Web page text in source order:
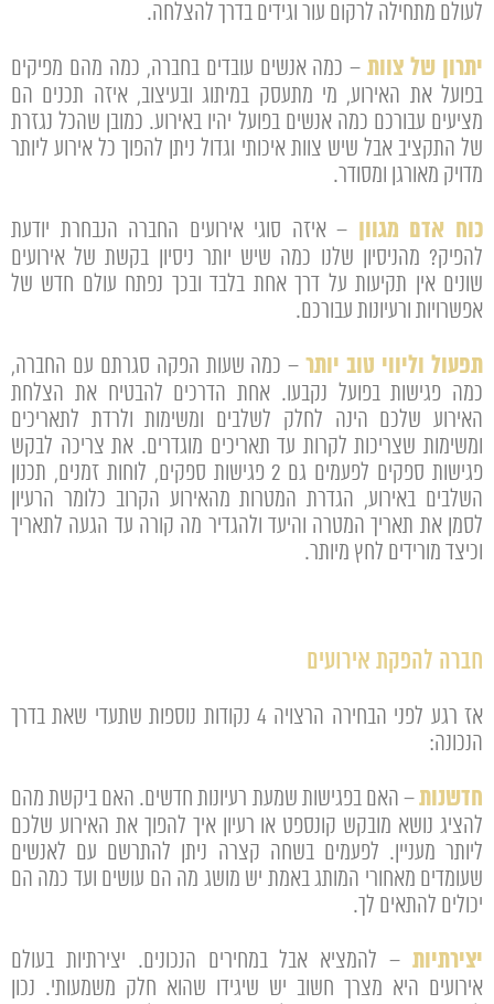
לעולם מתחילה לרקום עור וגידים בדרך להצלחה.
יתרון של צוות– כמה אנשים עובדים בחברה, כמה מהם מפיקים
בפועל את האירוע, מי מתעסק במיתוג ובעיצוב, איזה תכנים הם
מציעים עבורכם כמה אנשים בפועל יהיו באירוע. כמובן שהכל נגזרת
של התקציב אבל שיש צוות איכותי וגדול ניתן להפוך כל אירוע ליותר
מדויק מאורגן ומסודר.
כוח אדם מגוון – איזה סוגי אירועים החברה הנבחרת יודעת
להפיק? מהניסיון שלנו כמה שיש יותר ניסיון בקשת של אירועים
שונים אין תקיעות על דרך אחת בלבד ובכך נפתח עולם חדש של
אפשרויות ורעיונות עבורכם.
תפעול וליווי טוב יותר– כמה שעות הפקה סגרתם עם החברה,
כמה פגישות בפועל נקבעו. אחת הדרכים להבטיח את הצלחת
האירוע שלכם הינה לחלק לשלבים ומשימות ולרדת לתאריכים
ומשימות שצריכות לקרות עד תאריכים מוגדרים. את צריכה לבקש
פגישות ספקים לפעמים גם 2 פגישות ספקים, לוחות זמנים, תכנון
השלבים באירוע, הגדרת המטרות מהאירוע הקרוב כלומר הרעיון
לסמן את תאריך המטרה והיעד ולהגדיר מה קורה עד הגעה לתאריך
וכיצד מורידים לחץ מיותר.
חברה להפקת אירועים
אז רגע לפני הבחירה הרצויה 4 נקודות נוספות שתעדי שאת בדרך
הנכונה:
חדשנות– האם בפגישות שמעת רעיונות חדשים. האם ביקשת מהם
להציג נושא מובקש קונספט או רעיון איך להפוך את האירוע שלכם
ליותר מעניין. לפעמים בשחה קצרה ניתן להתרשם עם לאנשים
שעומדים מאחורי המותג באמת יש מושג מה הם עושים ועד כמה הם
יכולים להתאים לך.
יצירתיות – להמציא אבל במחירים הנכונים. יצירתיות בעולם
אירועים היא מצרך חשוב יש שיגידו שהוא חלק משמעותי. נכון